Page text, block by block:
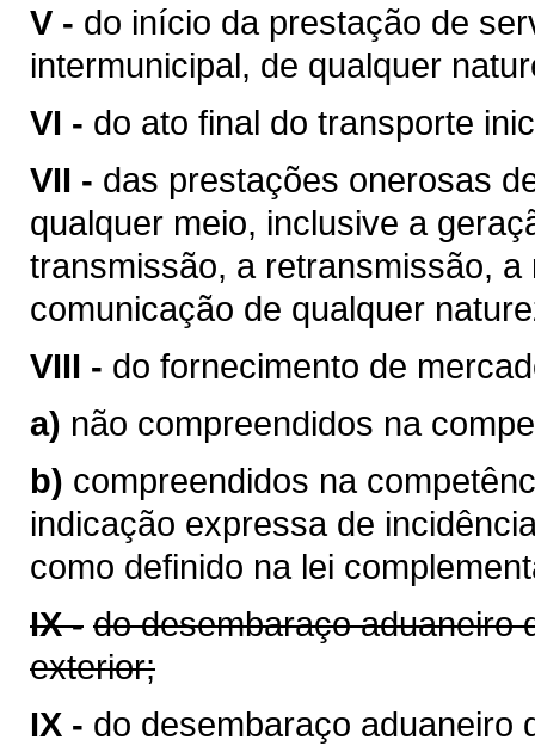
V - do início da prestação de
intermunicipal, de qualquer
VI - do ato final do transporte
VII - das prestações onerosas
qualquer meio, inclusive a
transmissão, a retransmissão,
comunicação de qualquer
VIII - do fornecimento de
a) não compreendidos na
b) compreendidos na
indicação expressa de
como definido na lei
IX - do desembaraço aduaneiro
exterior;
IX - do desembaraço aduaneiro